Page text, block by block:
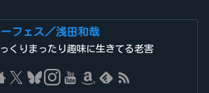
ーフェス／浅田和哉
くりまったり趣味に生きてる老害